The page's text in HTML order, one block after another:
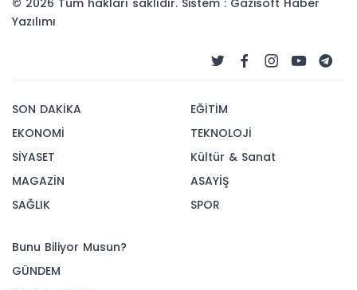
© 2026 Tüm hakları saklıdır. Sistem : Gazisoft Haber
Yazılımı
SON DAKİKA
EKONOMİ
SİYASET
MAGAZİN
SAĞLIK
EĞİTİM
TEKNOLOJİ
Kültür & Sanat
ASAYİŞ
SPOR
Bunu Biliyor Musun?
GÜNDEM